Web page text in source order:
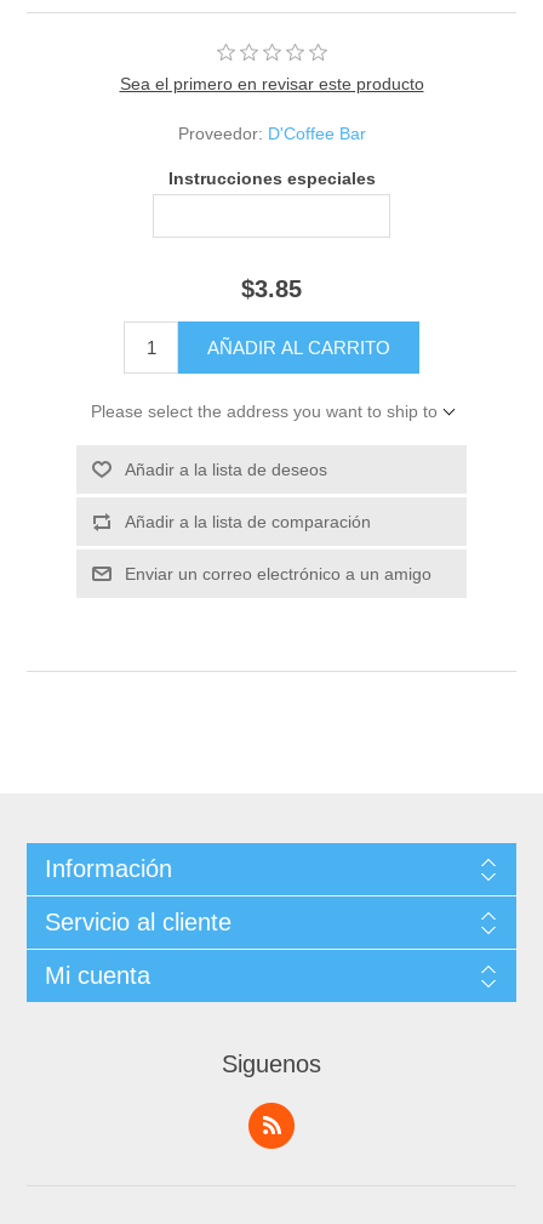
Sea el primero en revisar este producto
Proveedor: D'Coffee Bar
Instrucciones especiales
$3.85
Please select the address you want to ship to
Información
Servicio al cliente
Mi cuenta
Siguenos